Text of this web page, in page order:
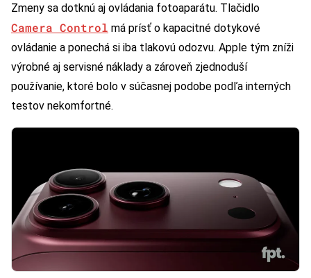
Zmeny sa dotknú aj ovládania fotoaparátu. Tlačidlo
Camera Control má prísť o kapacitné dotykové
ovládanie a ponechá si iba tlakovú odozvu. Apple tým zníži
výrobné aj servisné náklady a zároveň zjednoduší
používanie, ktoré bolo v súčasnej podobe podľa interných
testov nekomfortné.